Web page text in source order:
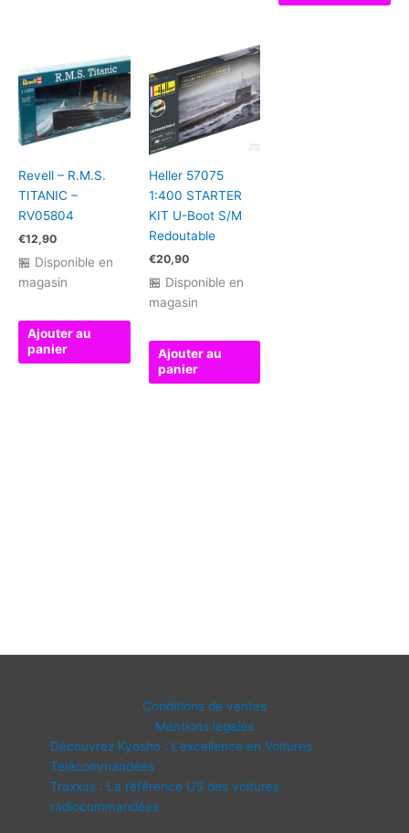
Revell – R.M.S.
TITANIC –
RV05804
€12,90
🏪 Disponible en
magasin
Ajouter au
panier
Heller 57075
1:400 STARTER
KIT U-Boot S/M
Redoutable
€20,90
🏪 Disponible en
magasin
Ajouter au
panier
Conditions de ventes
Mentions légales
Découvrez Kyosho : L’excellence en Voitures
Télécommandées
Traxxas : La référence US des voitures
radiocommandées